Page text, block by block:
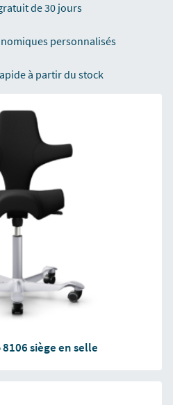
de 30 jours
personnalisés
à partir du stock
8106 siège en selle